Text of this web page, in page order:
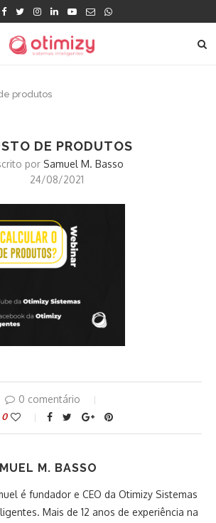
produtos
DE PRODUTOS
por Samuel M. Basso
24/08/2021
0 comentário
0
M. BASSO
é fundador e CEO da Otimizy Sistemas
Mais de 12 anos de experiência na